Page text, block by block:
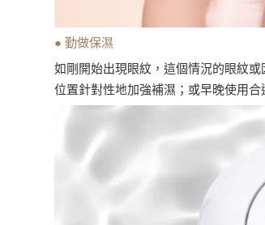
● 勤做保濕
如剛開始出現眼紋，這個情況的眼紋
位置針對性地加強補濕；或早晚使用